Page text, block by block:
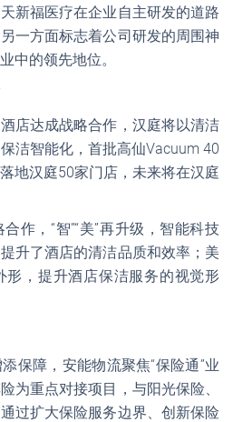
新福医疗在企业自主研发的道路
一方面标志着公司研发的周围神
中的领先地位。
店达成战略合作，汉庭将以清洁
洁智能化，首批高仙Vacuum 40
地汉庭50家门店，未来将在汉庭
作，“智”“美”再升级，智能科技
升了酒店的清洁品质和效率；美
形，提升酒店保洁服务的视觉形
保障，安能物流聚焦“保险通”业
为重点对接项目，与阳光保险、
过扩大保险服务边界、创新保险